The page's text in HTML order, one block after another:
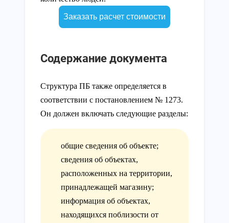
Заказать расчет стоимости
Содержание документа
Структура ПБ также определяется в
соответствии с постановлением № 1273.
Он должен включать следующие разделы:
общие сведения об объекте;
сведения об объектах,
расположенных на территории,
принадлежащей магазину;
информация об объектах,
находящихся поблизости от